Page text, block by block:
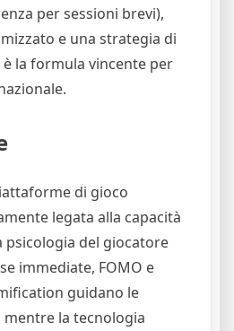
per sessioni brevi),
e una strategia di
la formula vincente per
di gioco
legata alla capacità
psicologia del giocatore
immediate, FOMO e
guidano le
mentre la tecnologia